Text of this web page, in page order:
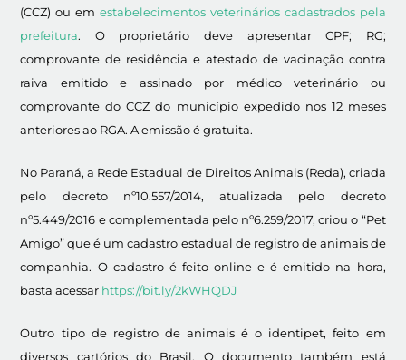
(CCZ) ou em estabelecimentos veterinários cadastrados pela
prefeitura. O proprietário deve apresentar CPF; RG;
comprovante de residência e atestado de vacinação contra
raiva emitido e assinado por médico veterinário ou
comprovante do CCZ do município expedido nos 12 meses
anteriores ao RGA. A emissão é gratuita.
No Paraná, a Rede Estadual de Direitos Animais (Reda), criada
pelo decreto nº10.557/2014, atualizada pelo decreto
nº5.449/2016 e complementada pelo nº6.259/2017, criou o “Pet
Amigo” que é um cadastro estadual de registro de animais de
companhia. O cadastro é feito online e é emitido na hora,
basta acessar https://bit.ly/2kWHQDJ
Outro tipo de registro de animais é o identipet, feito em
diversos cartórios do Brasil. O documento também está